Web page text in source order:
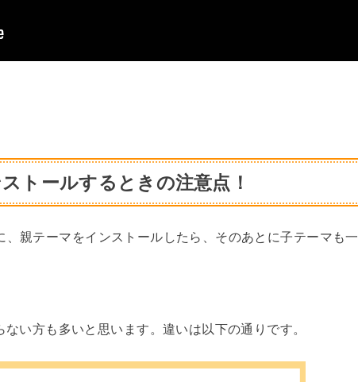
トールするときの注意点！
親テーマをインストールしたら、そのあとに子テーマも一
い方も多いと思います。違いは以下の通りです。